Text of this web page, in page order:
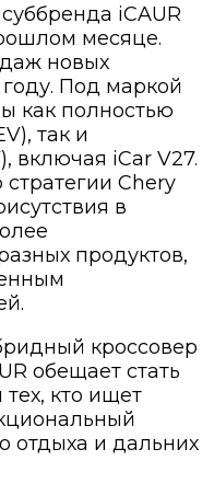
iCAUR
месяце.
новых
Под маркой
как полностью
так и
включая iCar V27.
Chery
в
продуктов,
кроссовер
обещает стать
кто ищет
отдыха и дальних